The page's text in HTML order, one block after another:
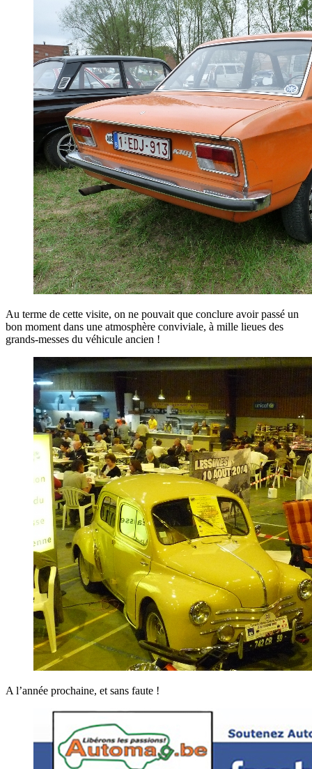
Au terme de cette visite, on ne pouvait que conclure avoir passé un
bon moment dans une atmosphère conviviale, à mille lieues des
grands-messes du véhicule ancien !
A l’année prochaine, et sans faute !